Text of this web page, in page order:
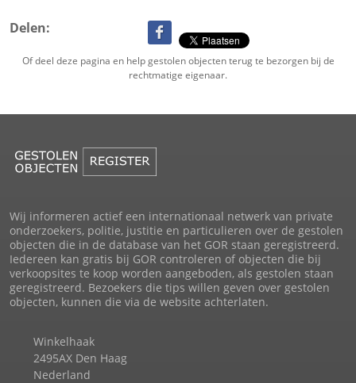
Delen:
Of deel deze pagina en help gestolen objecten terug te bezorgen bij de
rechtmatige eigenaar.
Wij informeren actief een internationaal netwerk van private
onderzoekers, politie, justitie en particulieren over de gestolen
objecten die in de database van het GOR staan geregistreerd.
Iedereen kan gratis bij GOR controleren of objecten die bij
verkoopsites te koop worden aangeboden, als gestolen staan
geregistreerd. Bezoekers die tips willen geven over gestolen
objecten, kunnen die via de website achterlaten.
Winkelhaak
2495AX Den Haag
Nederland